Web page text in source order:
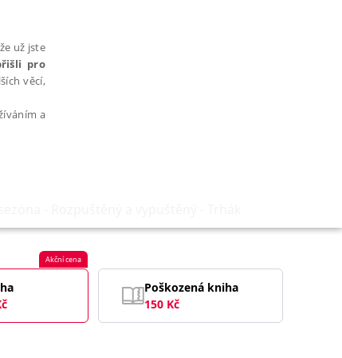
- Rozpuštěný a vypuštěný - Trhák
Akční cena
Poškozená kniha
150 Kč
už jste
pro
věcí,
a
SOUBORY
souborů cookie správně používat.